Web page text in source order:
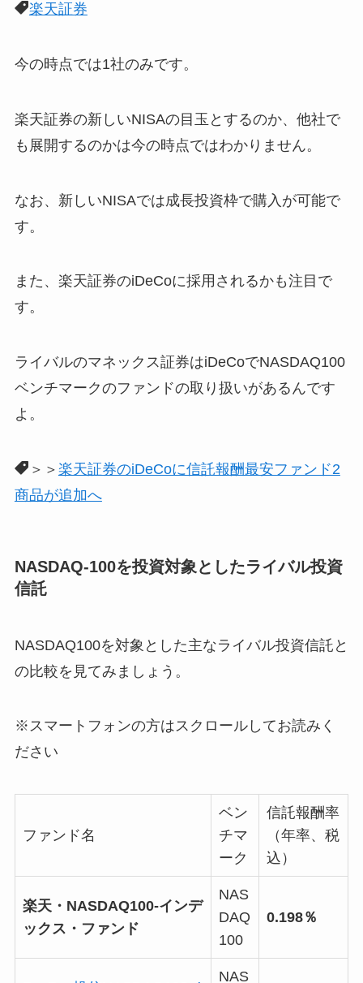
楽天証券
今の時点では1社のみです。
楽天証券の新しいNISAの目玉とするのか、他社で
も展開するのかは今の時点ではわかりません。
なお、新しいNISAでは成長投資枠で購入が可能で
す。
また、楽天証券のiDeCoに採用されるかも注目で
す。
ライバルのマネックス証券はiDeCoでNASDAQ100
ベンチマークのファンドの取り扱いがあるんです
よ。
＞＞ 楽天証券のiDeCoに信託報酬最安ファンド2
商品が追加へ
NASDAQ-100を投資対象としたライバル投資
信託
NASDAQ100を対象とした主なライバル投資信託と
の比較を見てみましょう。
※スマートフォンの方はスクロールしてお読みく
ださい
ファンド名
ベン
チマ
ーク
信託報酬率
（年率、税
込）
楽天・NASDAQ100-インデ
ックス・ファンド
NAS
DAQ
100
0.198％
NAS